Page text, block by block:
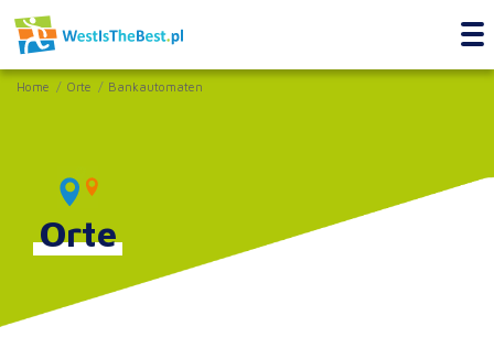
Home Orte Bankautomaten
Orte